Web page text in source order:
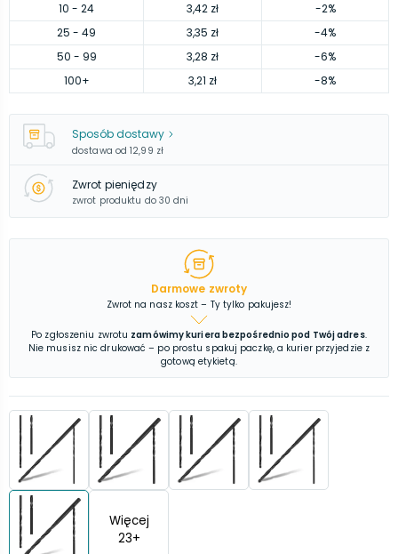
10 - 24 3,42 zł
-2%
25 - 49 3,35 zł
-4%
50 - 99 3,28 zł
-6%
100+ 3,21 zł -8%
Sposób dostawy
dostawa od 12,99 zł
Zwrot pieniędzy
zwrot produktu do 30 dni
Darmowe zwroty
Zwrot na nasz koszt – Ty tylko pakujesz!
Po zgłoszeniu zwrotu zamówimy kuriera bezpośrednio pod Twój adres.
Nie musisz nic drukować – po prostu spakuj paczkę, a kurier przyjedzie z
gotową etykietą.
Więcej
23+